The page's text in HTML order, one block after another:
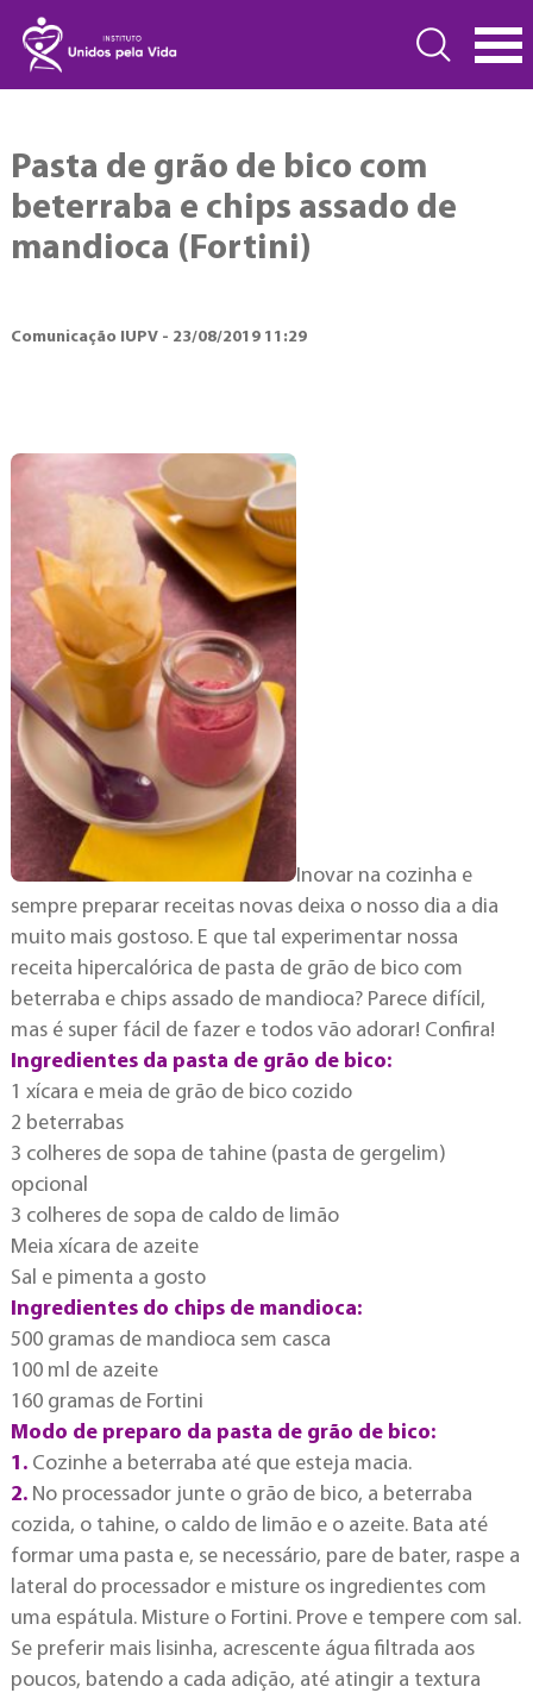
Pasta de grão de bico com
beterraba e chips assado de
mandioca (Fortini)
Comunicação IUPV - 23/08/2019 11:29
Inovar na cozinha e
sempre preparar receitas novas deixa o nosso dia a dia
muito mais gostoso. E que tal experimentar nossa
receita hipercalórica de pasta de grão de bico com
beterraba e chips assado de mandioca? Parece difícil,
mas é super fácil de fazer e todos vão adorar! Confira!
Ingredientes da pasta de grão de bico:
1 xícara e meia de grão de bico cozido
2 beterrabas
3 colheres de sopa de tahine (pasta de gergelim)
opcional
3 colheres de sopa de caldo de limão
Meia xícara de azeite
Sal e pimenta a gosto
Ingredientes do chips de mandioca:
500 gramas de mandioca sem casca
100 ml de azeite
160 gramas de Fortini
Modo de preparo da pasta de grão de bico:
1. Cozinhe a beterraba até que esteja macia.
2. No processador junte o grão de bico, a beterraba
cozida, o tahine, o caldo de limão e o azeite. Bata até
formar uma pasta e, se necessário, pare de bater, raspe a
lateral do processador e misture os ingredientes com
uma espátula. Misture o Fortini. Prove e tempere com sal.
Se preferir mais lisinha, acrescente água filtrada aos
poucos, batendo a cada adição, até atingir a textura